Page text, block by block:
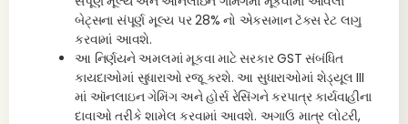
બેટ્સના સંપૂર્ણ મૂલ્ય પર 28% નો એકસમાન ટૅક્સ રેટ લાગુ
કરવામાં આવશે.
આ નિર્ણયને અમલમાં મૂકવા માટે સરકાર GST સંબંધિત
કાયદાઓમાં સુધારાઓ રજૂ કરશે. આ સુધારાઓમાં શેડ્યૂલ III
માં ઑનલાઇન ગેમિંગ અને હોર્સ રેસિંગને કરપાત્ર કાર્યવાહીના
દાવાઓ તરીકે શામેલ કરવામાં આવશે. અગાઉ માત્ર લોટરી,